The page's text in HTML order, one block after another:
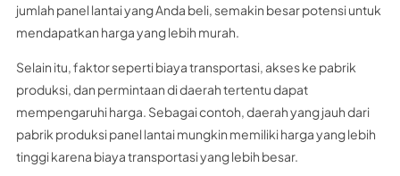
jumlah panel lantai yang Anda beli, semakin besar potensi untuk
mendapatkan harga yang lebih murah.
Selain itu, faktor seperti biaya transportasi, akses ke pabrik
produksi, dan permintaan di daerah tertentu dapat
mempengaruhi harga. Sebagai contoh, daerah yang jauh dari
pabrik produksi panel lantai mungkin memiliki harga yang lebih
tinggi karena biaya transportasi yang lebih besar.